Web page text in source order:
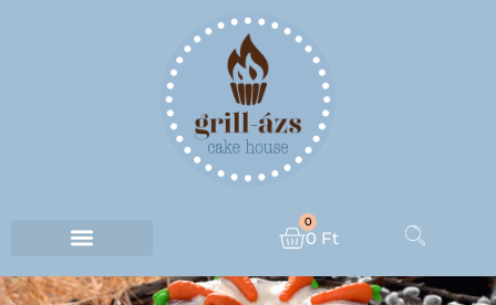
0 Ft
0